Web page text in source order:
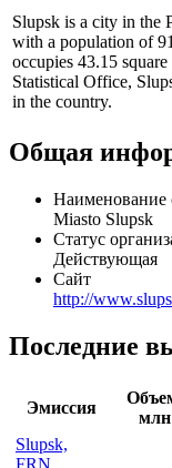
Slupsk is a city in the
with a population of
occupies 43.15
Statistical Office,
in the country.
Общая
Наименование
Miasto Slupsk
Статус
Действующая
Сайт
http://
Последние
Эмиссия
млн
Slupsk,
FRN